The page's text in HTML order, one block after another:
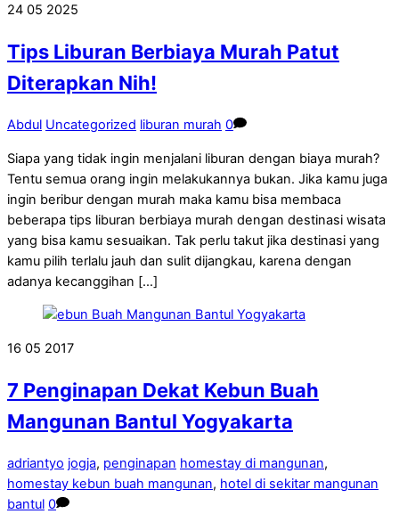
24 05 2025
Tips Liburan Berbiaya Murah Patut
Diterapkan Nih!
Abdul Uncategorized liburan murah 0
Siapa yang tidak ingin menjalani liburan dengan biaya murah?
Tentu semua orang ingin melakukannya bukan. Jika kamu juga
ingin beribur dengan murah maka kamu bisa membaca
beberapa tips liburan berbiaya murah dengan destinasi wisata
yang bisa kamu sesuaikan. Tak perlu takut jika destinasi yang
kamu pilih terlalu jauh dan sulit dijangkau, karena dengan
adanya kecanggihan […]
16 05 2017
7 Penginapan Dekat Kebun Buah
Mangunan Bantul Yogyakarta
adriantyo jogja, penginapan homestay di mangunan,
homestay kebun buah mangunan, hotel di sekitar mangunan
bantul 0